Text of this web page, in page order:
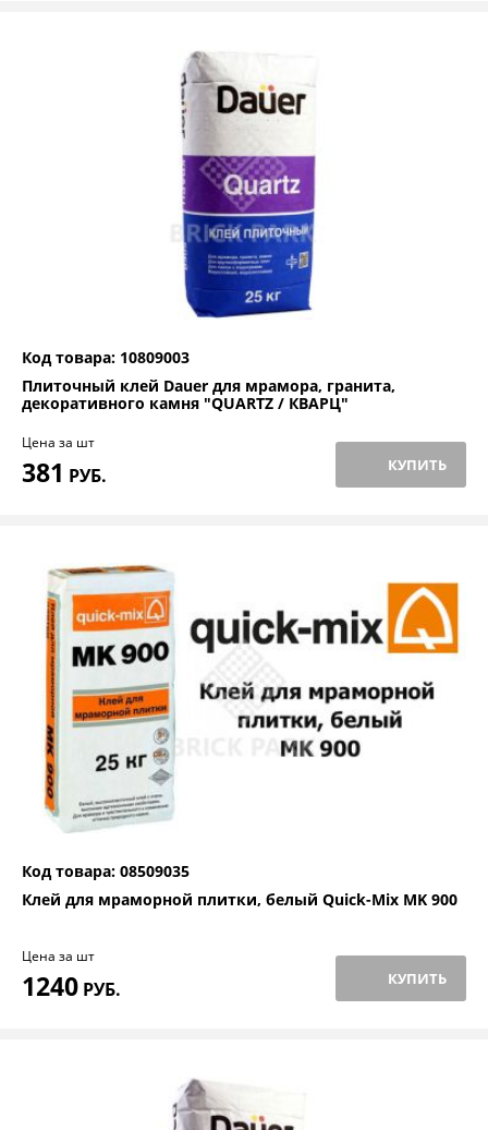
Код товара: 10809003
Плиточный клей Dauer для мрамора, гранита,
декоративного камня "QUARTZ / КВАРЦ"
Цена за шт
381 РУБ. КУПИТЬ
Код товара: 08509035
Клей для мраморной плитки, белый Quick-Mix MK 900
Цена за шт
1240 РУБ. КУПИТЬ